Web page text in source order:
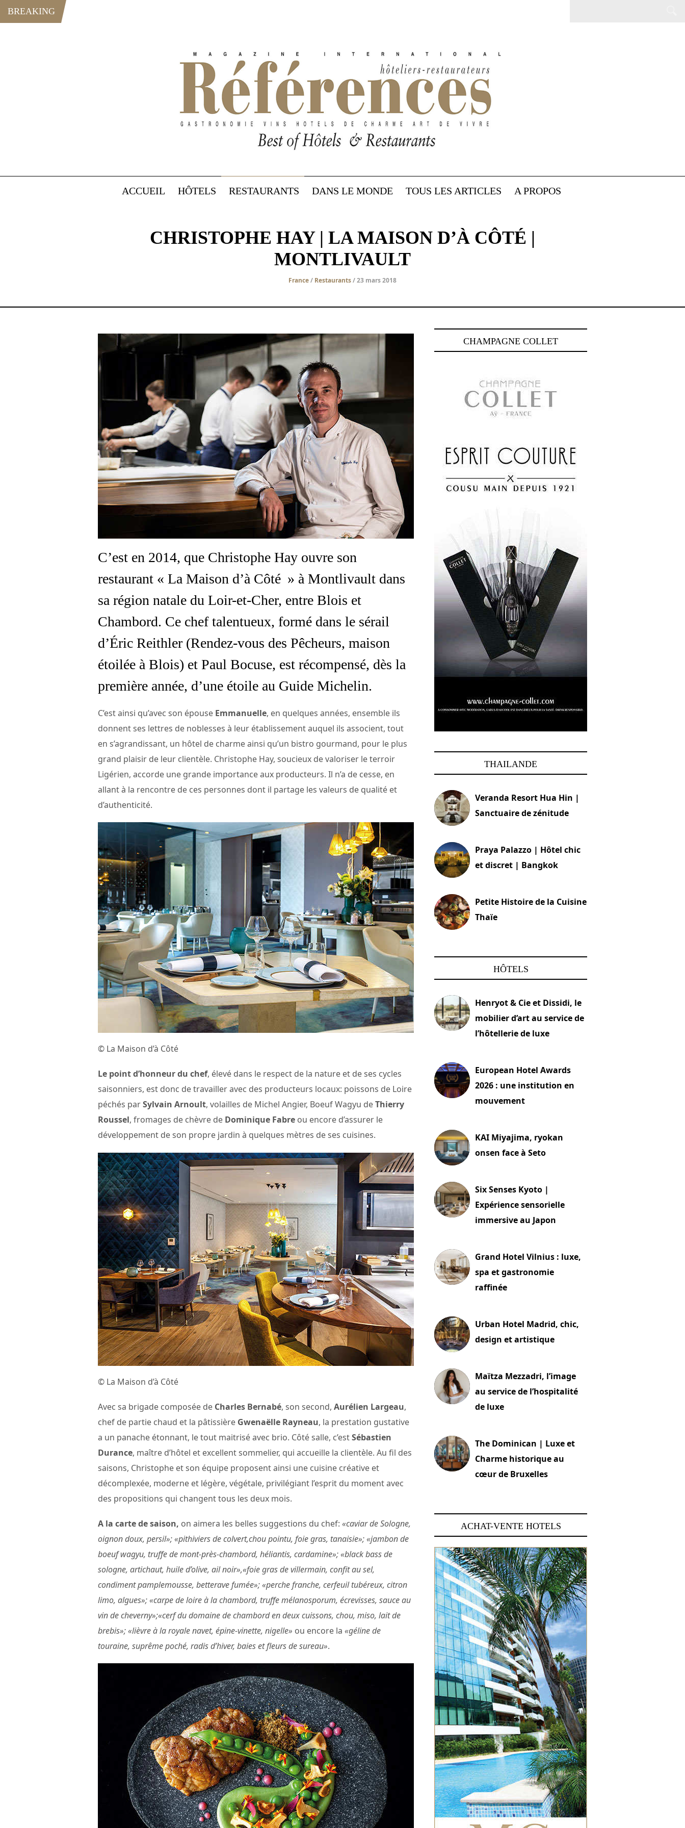
BREAKING
ACCUEIL HÔTELS RESTAURANTS DANS LE MONDE TOUS LES ARTICLES A PROPOS
CHRISTOPHE HAY | LA MAISON D’À CÔTÉ |
MONTLIVAULT
France/ Restaurants/ 23 mars 2018
C’est en 2014, que Christophe Hay ouvre son
restaurant « La Maison d’à Côté » à Montlivault dans
sa région natale du Loir-et-Cher, entre Blois et
Chambord. Ce chef talentueux, formé dans le sérail
d’Éric Reithler (Rendez-vous des Pêcheurs, maison
étoilée à Blois) et Paul Bocuse, est récompensé, dès la
première année, d’une étoile au Guide Michelin.
C’est ainsi qu’avec son épouse Emmanuelle, en quelques années, ensemble ils
donnent ses lettres de noblesses à leur établissement auquel ils associent, tout
en s’agrandissant, un hôtel de charme ainsi qu’un bistro gourmand, pour le plus
grand plaisir de leur clientèle. Christophe Hay, soucieux de valoriser le terroir
Ligérien, accorde une grande importance aux producteurs. Il n’a de cesse, en
allant à la rencontre de ces personnes dont il partage les valeurs de qualité et
d’authenticité.
© La Maison d’à Côté
Le point d’honneur du chef, élevé dans le respect de la nature et de ses cycles
saisonniers, est donc de travailler avec des producteurs locaux: poissons de Loire
péchés parSylvain Arnoult, volailles de Michel Angier, Boeuf Wagyu deThierry
Roussel, fromages de chèvre de Dominique Fabre ou encore d’assurer le
développement de son propre jardin à quelques mètres de ses cuisines.
© La Maison d’à Côté
Avec sa brigade composée de Charles Bernabé, son second, Aurélien Largeau,
chef de partie chaud et la pâtissière Gwenaëlle Rayneau, la prestation gustative
a un panache étonnant, le tout maitrisé avec brio. Côté salle, c’estSébastien
Durance, maître d’hôtel et excellent sommelier, qui accueille la clientèle. Au fil des
saisons, Christophe et son équipe proposent ainsi une cuisine créative et
décomplexée, moderne et légère, végétale, privilégiant l’esprit du moment avec
des propositions qui changent tous les deux mois.
A la carte de saison, on aimera les belles suggestions du chef: «caviar de Sologne,
oignon doux, persil»; «pithiviers de colvert,chou pointu, foie gras, tanaisie»; «jambon de
boeuf wagyu, truffe de mont-près-chambord, héliantis, cardamine»; «black bass de
sologne, artichaut, huile d’olive, ail noir»,«foie gras de villermain, confit au sel,
condiment pamplemousse, betterave fumée»; «perche franche, cerfeuil tubéreux, citron
limo, algues»; «carpe de loire à la chambord, truffe mélanosporum, écrevisses, sauce au
vin de cheverny»;«cerf du domaine de chambord en deux cuissons, chou, miso, lait de
brebis»; «lièvre à la royale navet, épine-vinette, nigelle» ou encore la «géline de
touraine, suprême poché, radis d’hiver, baies et fleurs de sureau».
CHAMPAGNE COLLET
THAILANDE
Veranda Resort Hua Hin |
Sanctuaire de zénitude
Praya Palazzo | Hôtel chic
et discret | Bangkok
Petite Histoire de la Cuisine
Thaïe
HÔTELS
Henryot & Cie et Dissidi, le
mobilier d’art au service de
l’hôtellerie de luxe
European Hotel Awards
2026 : une institution en
mouvement
KAI Miyajima, ryokan
onsen face à Seto
Six Senses Kyoto |
Expérience sensorielle
immersive au Japon
Grand Hotel Vilnius : luxe,
spa et gastronomie
raffinée
Urban Hotel Madrid, chic,
design et artistique
Maïtza Mezzadri, l’image
au service de l’hospitalité
de luxe
The Dominican | Luxe et
Charme historique au
cœur de Bruxelles
ACHAT-VENTE HOTELS